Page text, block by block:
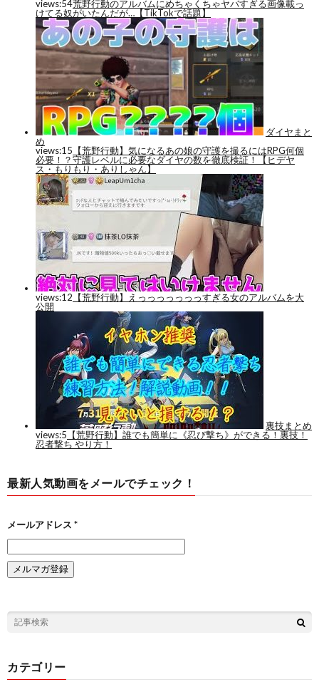
最新人気動画をメールでチェック！
メールアドレス *
カテゴリー